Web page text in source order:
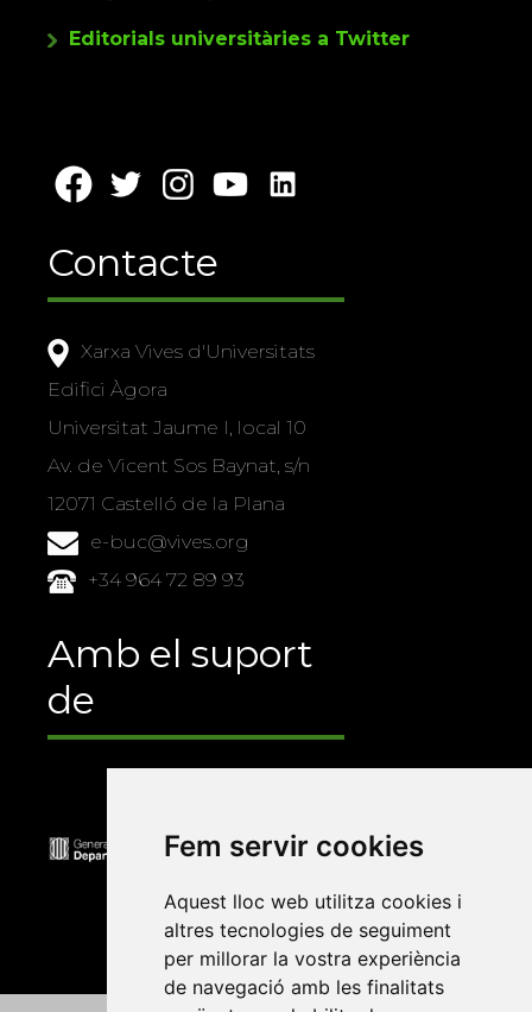
Fem servir cookies
Aquest lloc web utilitza cookies i
altres tecnologies de seguiment
per millorar la vostra experiència
de navegació amb les finalitats
Editorials universitàries a Twitter
Contacte
Xarxa Vives d'Universitats
Edifici Àgora
Universitat Jaume I, local 10
Av. de Vicent Sos Baynat, s/n
12071 Castelló de la Plana
e-buc@vives.org
+34 964 72 89 93
Amb el suport
de